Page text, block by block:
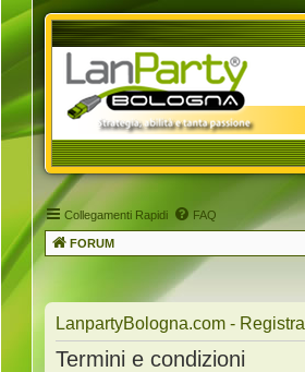
Collegamenti Rapidi FAQ
FORUM
LanpartyBologna.com -
Termini e condizioni